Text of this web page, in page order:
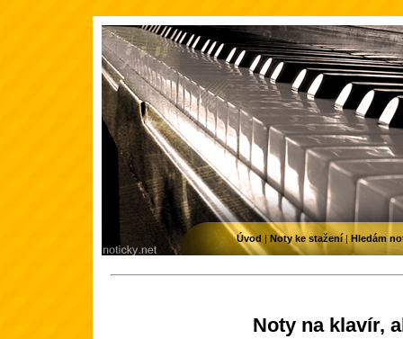
Noty na klavír,
Úvod | Noty ke stažení| Hledám